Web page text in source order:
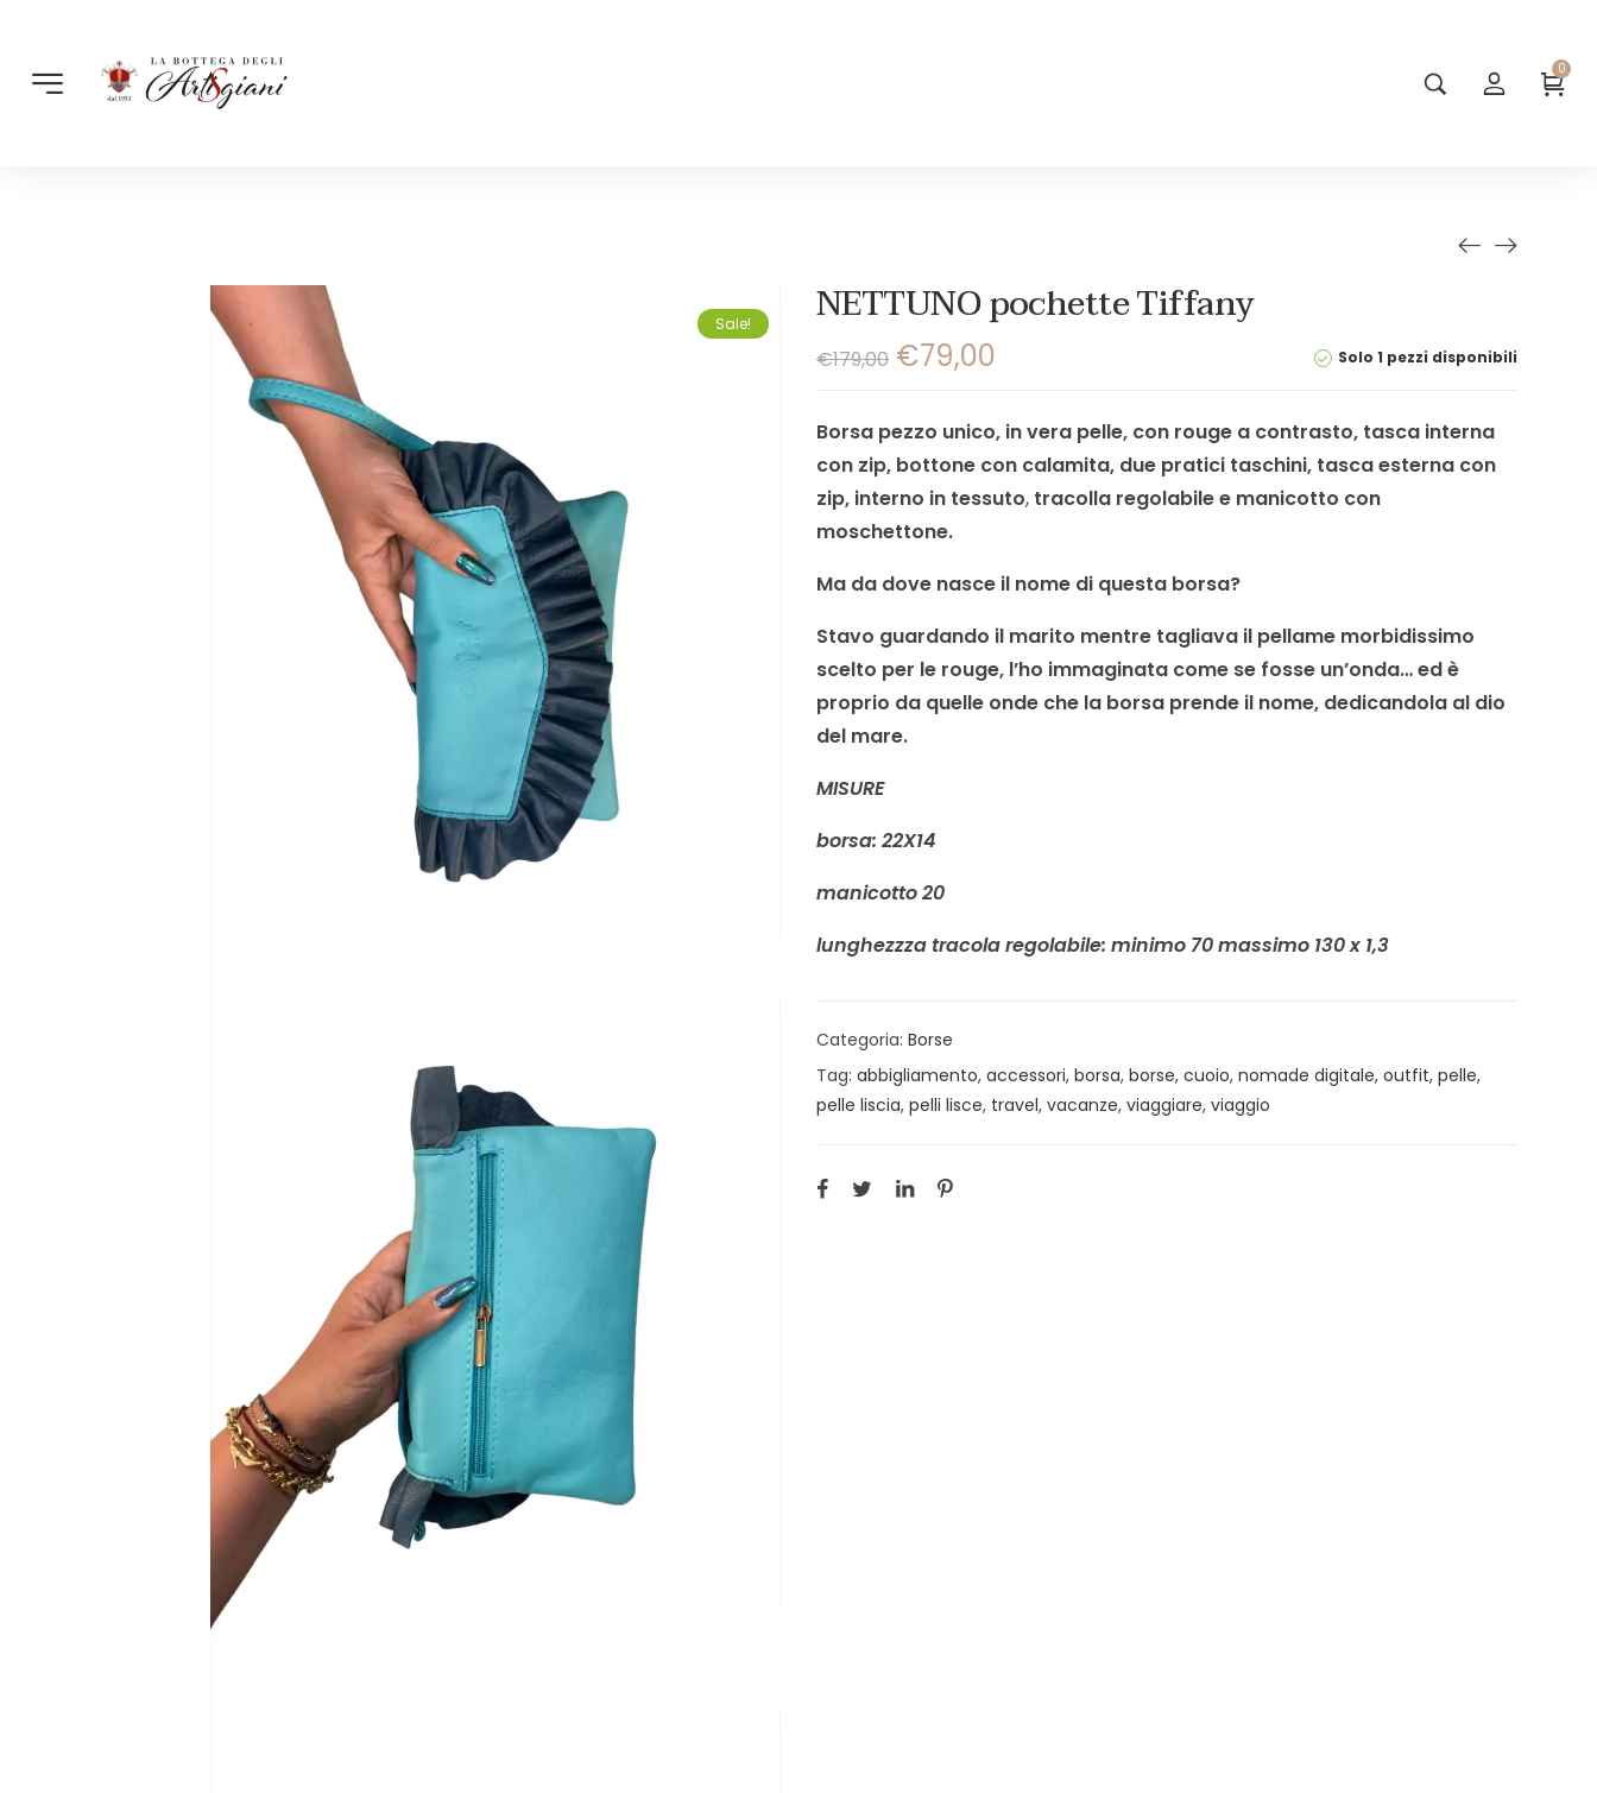
0
Sale! NETTUNO pochette Tiffany
Solo 1 pezzi disponibili
€179,00 €79,00
Borsa pezzo unico, in vera pelle, con rouge a contrasto, tasca interna
con zip, bottone con calamita, due pratici taschini, tasca esterna con
zip, interno in tessuto, tracolla regolabile e manicotto con
moschettone.
Ma da dove nasce il nome di questa borsa?
Stavo guardando il marito mentre tagliava il pellame morbidissimo
scelto per le rouge, l’ho immaginata come se fosse un’onda… ed è
proprio da quelle onde che la borsa prende il nome, dedicandola al dio
del mare.
MISURE
borsa: 22X14
manicotto 20
lunghezzza tracola regolabile: minimo 70 massimo 130 x 1,3
Categoria: Borse
Tag: abbigliamento, accessori, borsa, borse, cuoio, nomade digitale, outfit, pelle,
pelle liscia, pelli lisce, travel, vacanze, viaggiare, viaggio